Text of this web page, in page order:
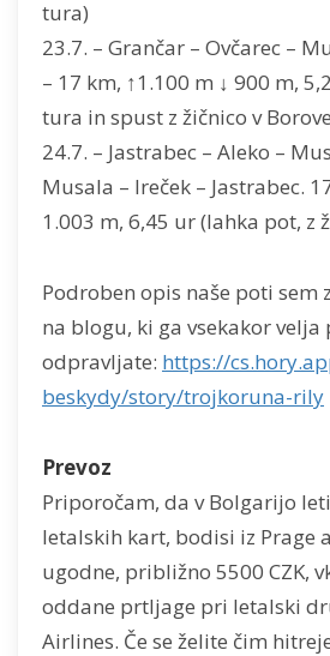
tura)
23.7. – Grančar – Ovčarec –
– 17 km, ↑1.100 m ↓ 900 m,
tura in spust z žičnico v
24.7. – Jastrabec – Aleko –
Musala – Ireček – Jastrabec.
1.003 m, 6,45 ur (lahka pot, z
Podroben opis naše poti sem
na blogu, ki ga vsekakor velja
odpravljate: https://
beskydy/story/trojkoruna-rily
Prevoz
Priporočam, da v Bolgarijo
letalskih kart, bodisi iz Prage
ugodne, približno 5500 CZK,
oddane prtljage pri letalski
Airlines. Če se želite čim